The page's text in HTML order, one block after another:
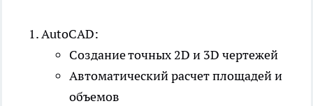
AutoCAD:
Создание точных 2D и 3D чертежей
Автоматический расчет площадей и
объемов